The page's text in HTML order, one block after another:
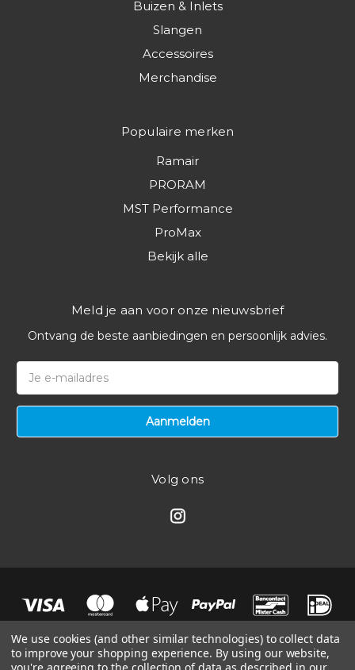
Buizen & Inlets
Slangen
Accessoires
Merchandise
Populaire merken
Ramair
PRORAM
MST Performance
ProMax
Bekijk alle
Meld je aan voor onze nieuwsbrief
Ontvang de beste aanbiedingen en persoonlijk advies.
mailadres
Volg ons
We use cookies (and other similar technologies) to collect data
to improve your shopping experience. By using our website,